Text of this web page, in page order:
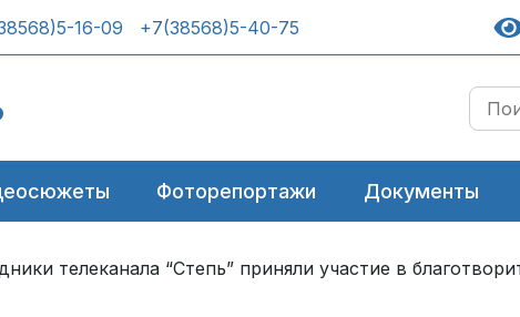
16-09 +7(38568)5-40-75
Фоторепортажи Документы
телеканала “Степь” приняли участие в